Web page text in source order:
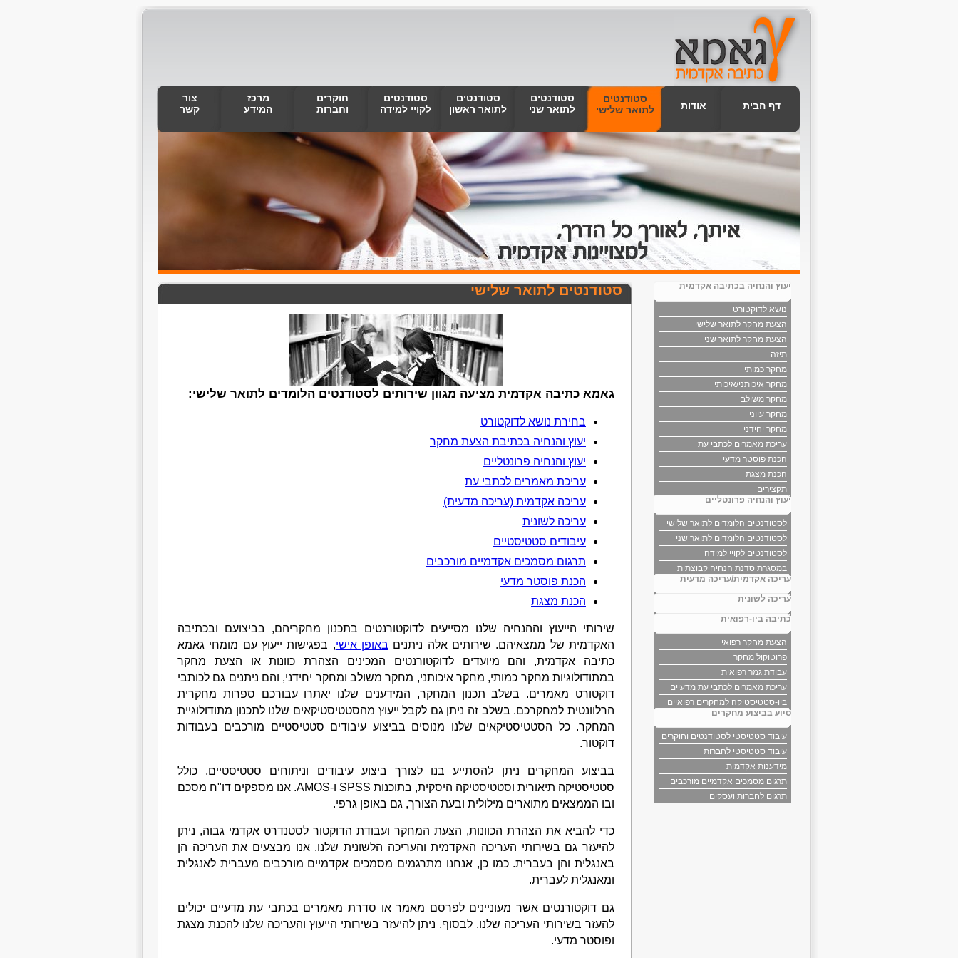
-
דף הבית אודות
סטודנטים
לתואר שלישי
סטודנטים
לתואר שני
סטודנטים
לתואר ראשון
סטודנטים
לקויי למידה
חוקרים
וחברות
מרכז
המידע
צור
קשר
יעוץ והנחיה בכתיבה אקדמית
נושא לדוקטורט
הצעת מחקר לתואר שלישי
הצעת מחקר לתואר שני
תיזה
מחקר כמותי
מחקר איכותני/איכותי
מחקר משולב
מחקר עיוני
מחקר יחידני
עריכת מאמרים לכתבי עת
הכנת פוסטר מדעי
הכנת מצגת
תקצירים
יעוץ והנחיה פרונטליים
לסטודנטים הלומדים לתואר שלישי
לסטודנטים הלומדים לתואר שני
לסטודנטים לקויי למידה
במסגרת סדנת הנחיה קבוצתית
עריכה אקדמית/עריכה מדעית
עריכה לשונית
כתיבה ביו-רפואית
הצעת מחקר רפואי
פרוטוקול מחקר
עבודת גמר רפואית
עריכת מאמרים לכתבי עת מדעיים
ביו-סטטיסטיקה למחקרים רפואיים
סיוע בביצוע מחקרים
עיבוד סטטיסטי לסטודנטים וחוקרים
עיבוד סטטיסטי לחברות
מידענות אקדמית
תרגום מסמכים אקדמיים מורכבים
תרגום לחברות ועסקים
סטודנטים לתואר שלישי
גאמא כתיבה אקדמית מציעה מגוון שירותים לסטודנטים הלומדים לתואר שלישי:
בחירת נושא לדוקטורט
יעוץ והנחיה בכתיבת הצעת מחקר
יעוץ והנחיה פרונטליים
עריכת מאמרים לכתבי עת
עריכה אקדמית (עריכה מדעית)
עריכה לשונית
עיבודים סטטיסטיים
תרגום מסמכים אקדמיים מורכבים
הכנת פוסטר מדעי
הכנת מצגת
שירותי הייעוץ וההנחיה שלנו מסייעים לדוקטורנטים בתכנון מחקריהם, בביצועם ובכתיבה
האקדמית של ממצאיהם. שירותים אלה ניתנים באופן אישי, בפגישות ייעוץ עם מומחי גאמא
כתיבה אקדמית, והם מיועדים לדוקטורנטים המכינים הצהרת כוונות או הצעת מחקר
במתודולוגיות מחקר כמותי, מחקר איכותני, מחקר משולב ומחקר יחידני, והם ניתנים גם לכותבי
דוקטורט מאמרים. בשלב תכנון המחקר, המידענים שלנו יאתרו עבורכם ספרות מחקרית
הרלוונטית למחקרכם. בשלב זה ניתן גם לקבל ייעוץ מהסטטיסטיקאים שלנו לתכנון מתודולוגיית
המחקר. כל הסטטיסטיקאים שלנו מנוסים בביצוע עיבודים סטטיסטיים מורכבים בעבודות
דוקטור.
בביצוע המחקרים ניתן להסתייע בנו לצורך ביצוע עיבודים וניתוחים סטטיסטיים, כולל
סטטיסטיקה תיאורית וסטטיסטיקה היסקית, בתוכנות SPSS ו-AMOS. אנו מספקים דו"ח מסכם
ובו הממצאים מתוארים מילולית ובעת הצורך, גם באופן גרפי.
כדי להביא את הצהרת הכוונות, הצעת המחקר ועבודת הדוקטור לסטנדרט אקדמי גבוה, ניתן
להיעזר גם בשירותי העריכה האקדמית והעריכה הלשונית שלנו. אנו מבצעים את העריכה הן
באנגלית והן בעברית. כמו כן, אנחנו מתרגמים מסמכים אקדמיים מורכבים מעברית לאנגלית
ומאנגלית לעברית.
גם דוקטורנטים אשר מעוניינים לפרסם מאמר או סדרת מאמרים בכתבי עת מדעיים יכולים
להעזר בשירותי העריכה שלנו. לבסוף, ניתן להיעזר בשירותי הייעוץ והעריכה שלנו להכנת מצגת
ופוסטר מדעי.